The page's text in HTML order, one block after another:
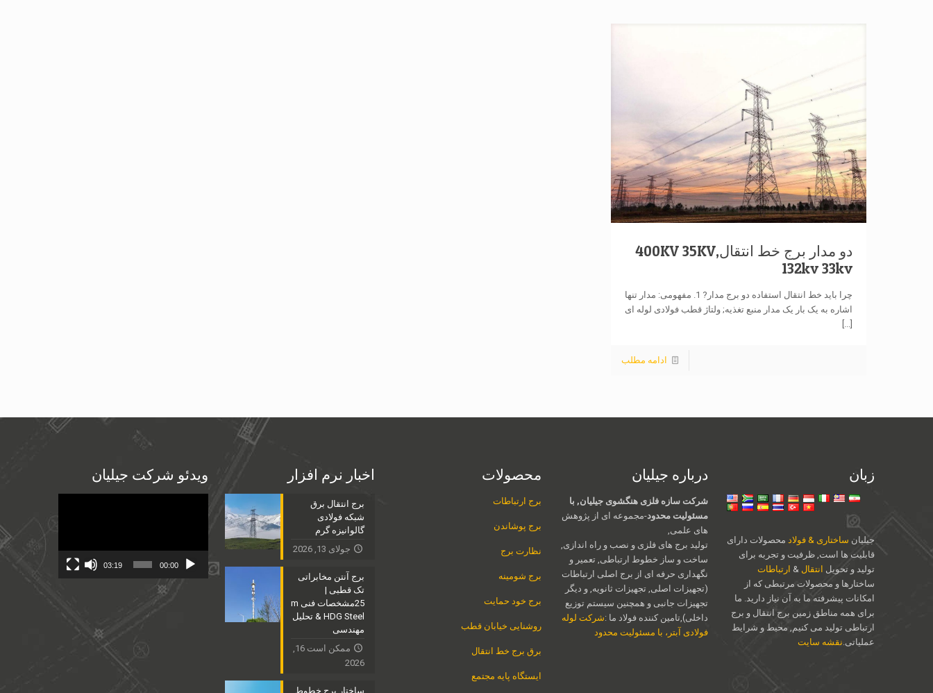
دو مدار برج خط انتقال,400KV 35KV
132kv 33kv
چرا باید خط انتقال استفاده دو برج مدار? 1. مفهومی: مدار تنها
اشاره به یک بار یک مدار منبع تغذیه; ولتاژ قطب فولادی لوله ای
[...]
ادامه مطلب
زبان
جیلیان ساختاری & فولاد محصولات دارای
قابلیت ها است, ظرفیت و تجربه برای
تولید و تحویل انتقال & ارتباطات
ساختارها و محصولات مرتبطی که از
امکانات پیشرفته ما به آن نیاز دارید. ما
برای همه مناطق زمین برج انتقال و برج
ارتباطی تولید می کنیم, محیط و شرایط
عملیاتی.نقشه سایت
درباره جیلیان
شرکت سازه فلزی هنگشوی جیلیان, با
مسئولیت محدود-مجموعه ای از پژوهش
های علمی,
تولید برج های فلزی و نصب و راه اندازی,
ساخت و ساز خطوط ارتباطی, تعمیر و
نگهداری حرفه ای از برج اصلی ارتباطات
(تجهیزات اصلی, تجهیزات ثانویه, و دیگر
تجهیزات جانبی و همچنین سیستم توزیع
داخلی),تامین کننده فولاد ما :شرکت لوله
فولادی آبتر، با مسئولیت محدود
محصولات
برج ارتباطات
برج پوشاندن
نظارت برج
برج شومینه
برج خود حمایت
روشنایی خیابان قطب
برق برج خط انتقال
ایستگاه پایه مجتمع
اخبار نرم افزار
برج انتقال برق
شبکه فولادی
گالوانیزه گرم
جولای 13, 2026
برج آنتن مخابراتی
تک قطبی |
25مشخصات فنی m
HDG Steel & تحلیل
مهندسی
ممکن است 16,
2026
ساختار برج خطوط
ویدئو شرکت جیلیان
00:00
03:19